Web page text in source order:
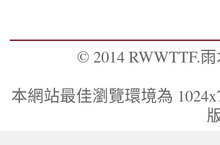
© 2014 RWWTTF.
本網站最佳瀏覽環境為